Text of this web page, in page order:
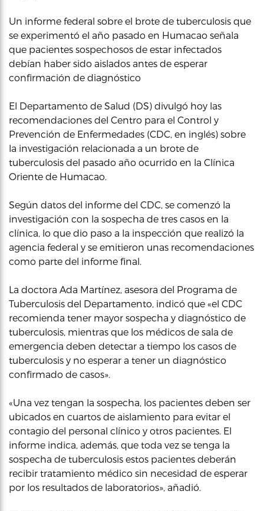
Un informe federal sobre el brote de tuberculosis que
se experimentó el año pasado en Humacao señala
que pacientes sospechosos de estar infectados
debían haber sido aislados antes de esperar
confirmación de diagnóstico
El Departamento de Salud (DS) divulgó hoy las
recomendaciones del Centro para el Control y
Prevención de Enfermedades (CDC, en inglés) sobre
la investigación relacionada a un brote de
tuberculosis del pasado año ocurrido en la Clínica
Oriente de Humacao.
Según datos del informe del CDC, se comenzó la
investigación con la sospecha de tres casos en la
clínica, lo que dio paso a la inspección que realizó la
agencia federal y se emitieron unas recomendaciones
como parte del informe final.
La doctora Ada Martínez, asesora del Programa de
Tuberculosis del Departamento, indicó que «el CDC
recomienda tener mayor sospecha y diagnóstico de
tuberculosis, mientras que los médicos de sala de
emergencia deben detectar a tiempo los casos de
tuberculosis y no esperar a tener un diagnóstico
confirmado de casos».
«Una vez tengan la sospecha, los pacientes deben ser
ubicados en cuartos de aislamiento para evitar el
contagio del personal clínico y otros pacientes. El
informe indica, además, que toda vez se tenga la
sospecha de tuberculosis estos pacientes deberán
recibir tratamiento médico sin necesidad de esperar
por los resultados de laboratorios», añadió.